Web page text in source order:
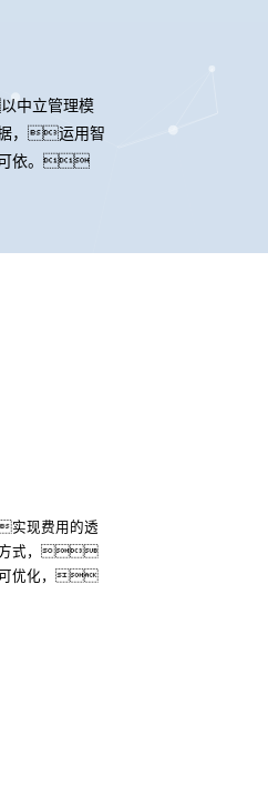
中立管理模
，运用智
可依。
现费用的透
方式，
可优化，